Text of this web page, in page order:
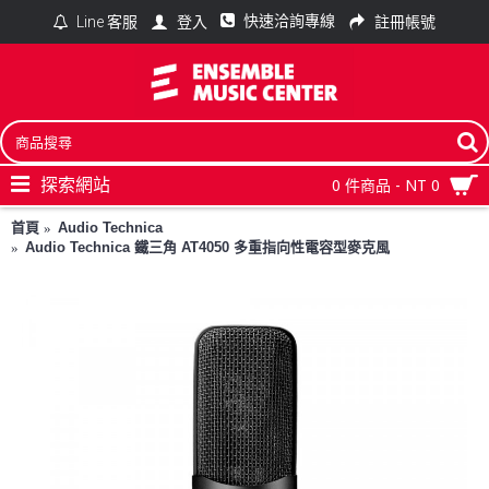
Line 客服 登入 快速洽詢專線 註冊帳號
0 件商品 - NT 0
探索網站
首頁
Audio Technica
Audio Technica 鐵三角 AT4050 多重指向性電容型麥克風